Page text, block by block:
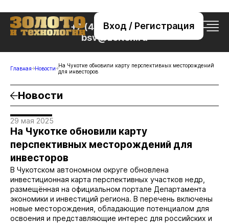
Вход / Регистрация
+7 (495) 221-76-32
bsv@zolteh.ru
Главная Новости На Чукотке обновили карту перспективных месторождений
для инвесторов
Новости
29 мая 2025
На Чукотке обновили карту
перспективных месторождений для
инвесторов
В Чукотском автономном округе обновлена
инвестиционная карта перспективных участков недр,
размещённая на официальном портале Департамента
экономики и инвестиций региона. В перечень включены
новые месторождения, обладающие потенциалом для
освоения и представляющие интерес для российских и